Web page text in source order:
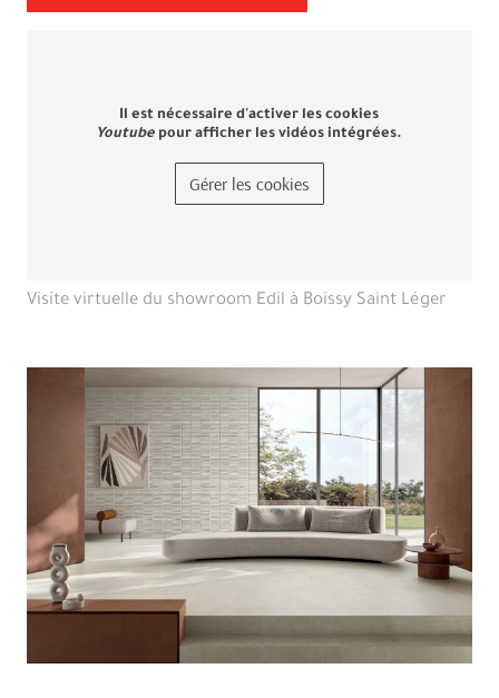
Il est nécessaire d'activer les cookies
Youtube pour afficher les vidéos intégrées.
Gérer les cookies
Visite virtuelle du showroom Edil à Boissy Saint Léger